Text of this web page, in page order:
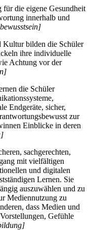
die eigene Gesundheit
innerhalb und
Kultur bilden die Schüler
ihre individuelle
Achtung vor der
die Schüler
Endgeräte, sicher,
zur
Einblicke in deren
sachgerechten,
mit vielfältigen
und digitalen
Lernen. Sie
auszuwählen und zu
Mediennutzung zu
dass Medien und
Gefühle